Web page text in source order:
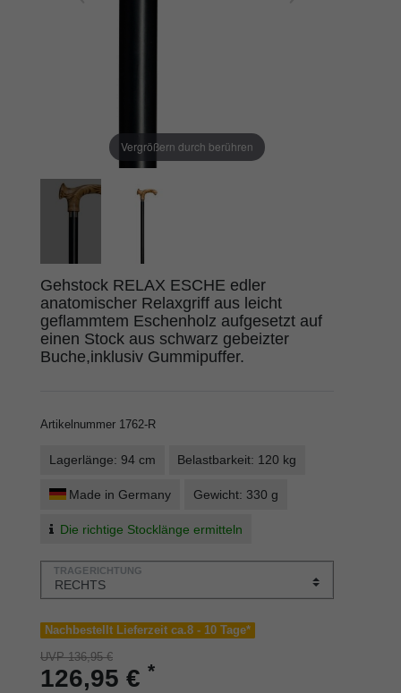
Vergrößern durch berühren
Gehstock RELAX ESCHE edler
anatomischer Relaxgriff aus leicht
geflammtem Eschenholz aufgesetzt auf
einen Stock aus schwarz gebeizter
Buche,inklusiv Gummipuffer.
Artikelnummer 1762-R
Lagerlänge: 94 cm Belastbarkeit: 120 kg
Made in Germany Gewicht: 330 g
Die richtige Stocklänge ermitteln
TRAGERICHTUNG
Nachbestellt Lieferzeit ca.8 - 10 Tage*
UVP 136,95 €
126,95 € *